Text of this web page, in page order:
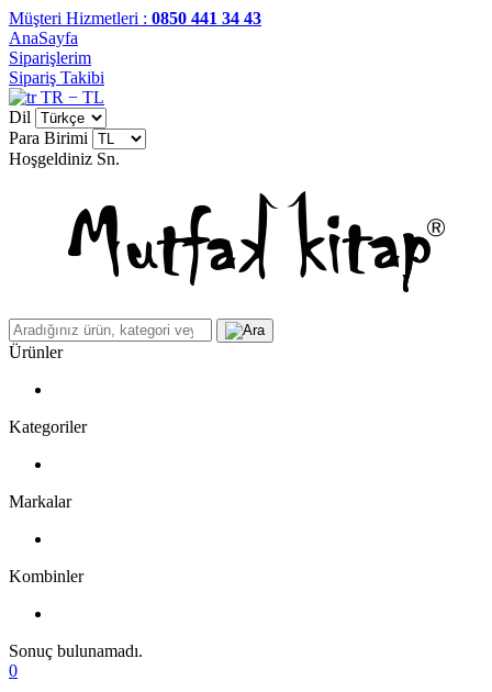
Müşteri Hizmetleri : 0850 441 34 43
AnaSayfa
Siparişlerim
Sipariş Takibi
TR − TL
Dil
Para Birimi
Hoşgeldiniz Sn.
Ürünler
Kategoriler
Markalar
Kombinler
Sonuç bulunamadı.
0